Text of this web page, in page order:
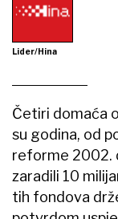
Lider/Hina
Četiri domaća
su godina, od
reforme 2002.
zaradili 10
tih fondova